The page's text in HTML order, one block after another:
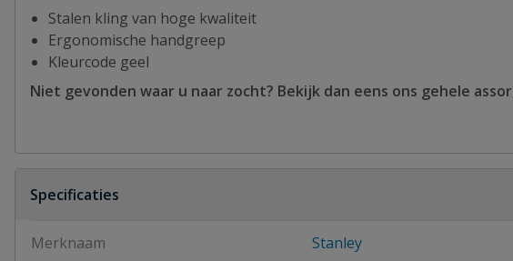
Stalen kling van hoge kwaliteit
Ergonomische handgreep
Kleurcode geel
Niet gevonden waar u naar zocht? Bekijk dan eens ons gehele
Specificaties
Merknaam Stanley